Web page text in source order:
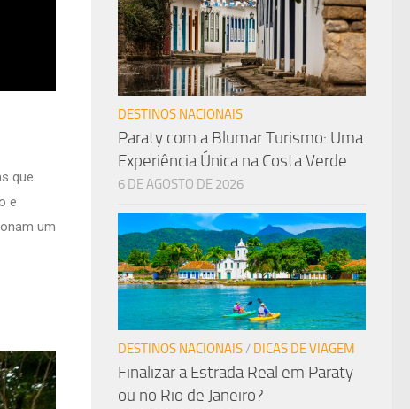
que
e
um
DESTINOS NACIONAIS
Paraty com a Blumar Turismo: Uma
Experiência Única na Costa Verde
6 DE AGOSTO DE 2026
DESTINOS NACIONAIS / DICAS DE VIAGEM
Finalizar a Estrada Real em Paraty
ou no Rio de Janeiro?